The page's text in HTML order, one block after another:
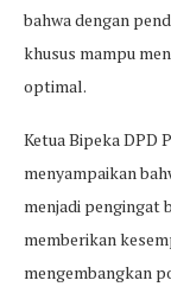
bahwa dengan
khusus mampu
optimal.
Ketua Bipeka DPD
menyampaikan
menjadi pengingat
memberikan
mengembangkan